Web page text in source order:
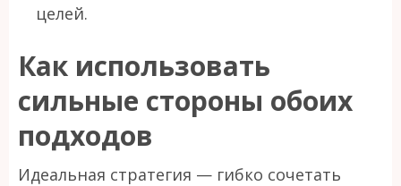
целей.
Как использовать
сильные стороны обоих
подходов
Идеальная стратегия — гибко сочетать